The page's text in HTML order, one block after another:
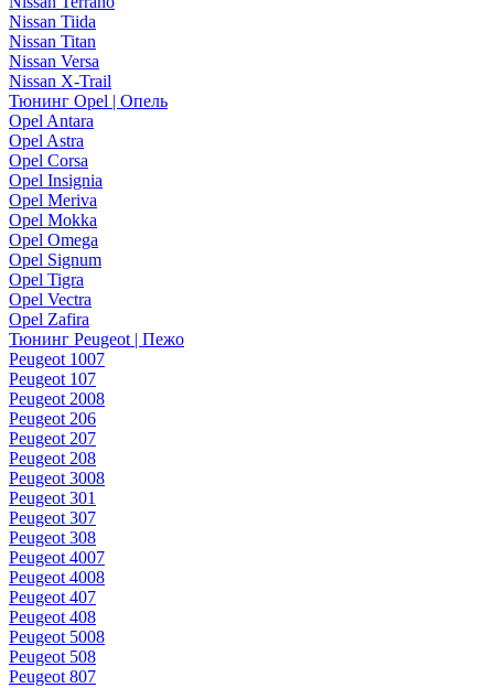
Nissan Tiida
Nissan Titan
Nissan Versa
Nissan X-Trail
Тюнинг Opel | Опель
Opel Antara
Opel Astra
Opel Corsa
Opel Insignia
Opel Meriva
Opel Mokka
Opel Omega
Opel Signum
Opel Tigra
Opel Vectra
Opel Zafira
Тюнинг Peugeot | Пежо
Peugeot 1007
Peugeot 107
Peugeot 2008
Peugeot 206
Peugeot 207
Peugeot 208
Peugeot 3008
Peugeot 301
Peugeot 307
Peugeot 308
Peugeot 4007
Peugeot 4008
Peugeot 407
Peugeot 408
Peugeot 5008
Peugeot 508
Peugeot 807